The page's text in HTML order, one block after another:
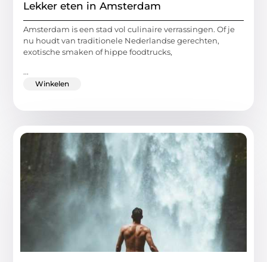
Lekker eten in Amsterdam
Amsterdam is een stad vol culinaire verrassingen. Of je
nu houdt van traditionele Nederlandse gerechten,
exotische smaken of hippe foodtrucks,
...
Winkelen